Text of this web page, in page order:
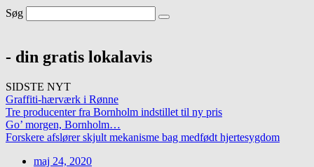
Søg
- din gratis lokalavis
SIDSTE NYT
Graffiti-hærværk i Rønne
Tre producenter fra Bornholm indstillet til ny pris
Go’ morgen, Bornholm…
Forskere afslører skjult mekanisme bag medfødt hjertesygdom
maj 24, 2020